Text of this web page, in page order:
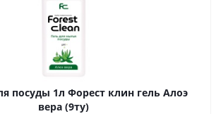
посуды 1л Форест клин гель Алоэ
вера (9ту)